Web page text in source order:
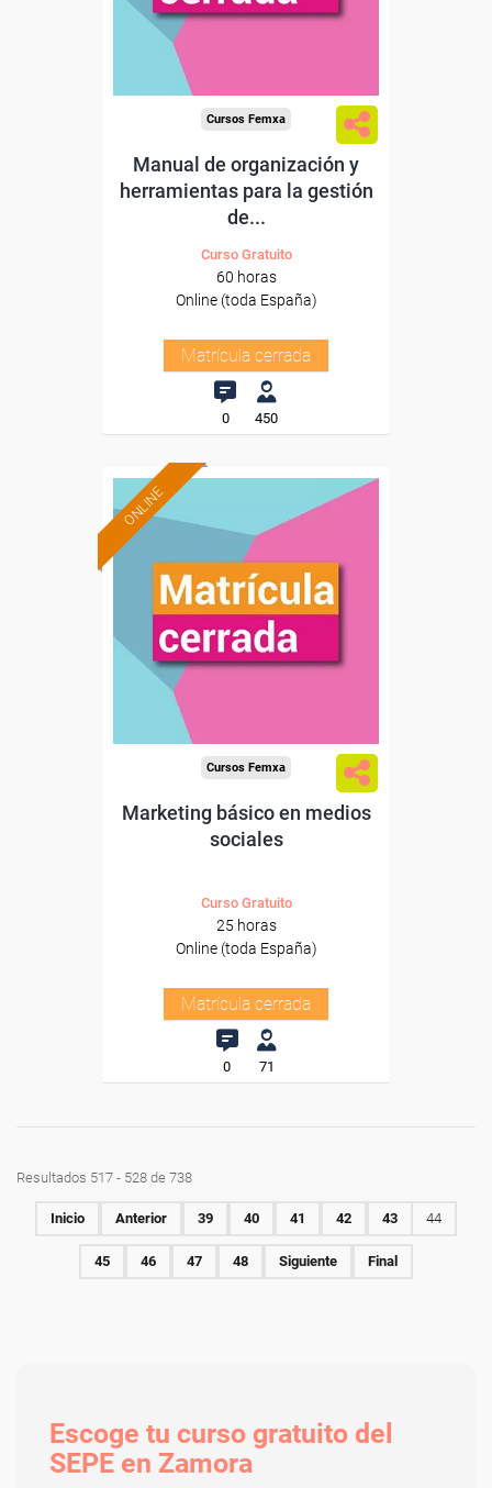
Cursos Femxa
Manual de organización y
herramientas para la gestión
de...
Curso Gratuito
60 horas
Online (toda España)
Matrícula cerrada
0 450
ONLINE
Cursos Femxa
Marketing básico en medios
sociales
Curso Gratuito
25 horas
Online (toda España)
Matrícula cerrada
0 71
Resultados 517 - 528 de 738
Inicio Anterior 39 40 41 42 43 44
45 46 47 48 Siguiente Final
Escoge tu curso gratuito del
SEPE en Zamora